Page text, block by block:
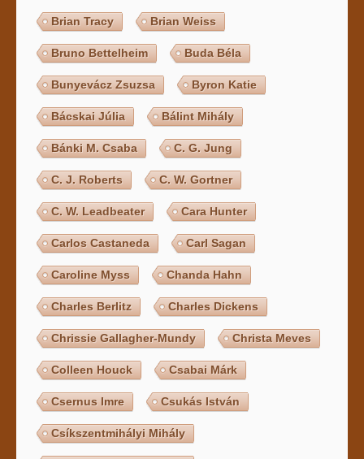
Brian Tracy Brian Weiss
Bruno Bettelheim Buda Béla
Bunyevácz Zsuzsa Byron Katie
Bácskai Júlia Bálint Mihály
Bánki M. Csaba C. G. Jung
C. J. Roberts C. W. Gortner
C. W. Leadbeater Cara Hunter
Carlos Castaneda Carl Sagan
Caroline Myss Chanda Hahn
Charles Berlitz Charles Dickens
Chrissie Gallagher-Mundy Christa Meves
Colleen Houck Csabai Márk
Csernus Imre Csukás István
Csíkszentmihályi Mihály